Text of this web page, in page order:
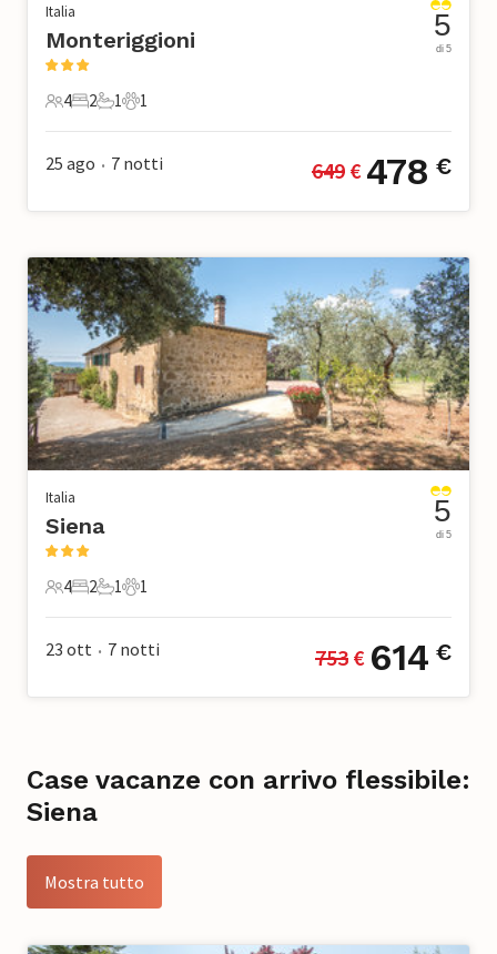
Italia
Monteriggioni
4 Ospiti
4
2 Camere da letto
2
1 Bagno
1
1 Animale domestico
1
5
di 5
25 ago • 7 notti 649 € 478 €
Italia
Siena
4 Ospiti
4
2 Camere da letto
2
1 Bagno
1
1 Animale domestico
1
5
di 5
23 ott • 7 notti 753 € 614 €
Case vacanze con arrivo flessibile:
Siena
Mostra tutto